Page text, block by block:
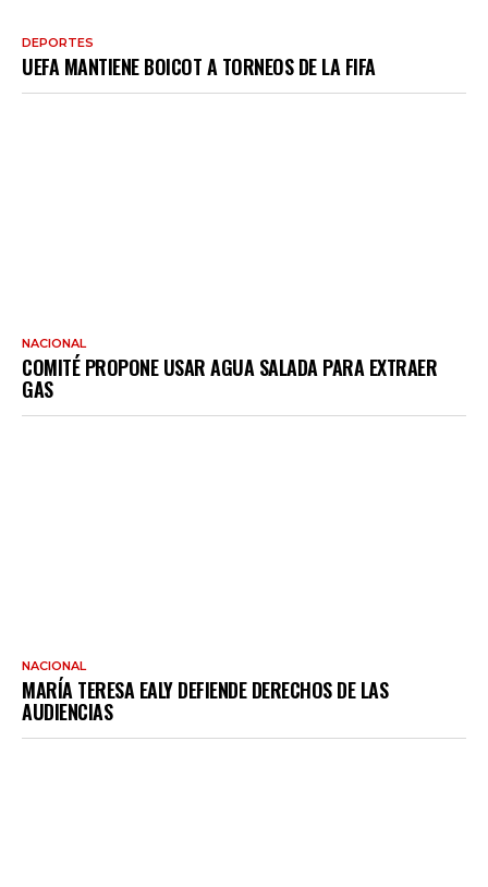
DEPORTES
UEFA MANTIENE BOICOT A TORNEOS DE LA FIFA
NACIONAL
COMITÉ PROPONE USAR AGUA SALADA PARA EXTRAER
GAS
NACIONAL
MARÍA TERESA EALY DEFIENDE DERECHOS DE LAS
AUDIENCIAS